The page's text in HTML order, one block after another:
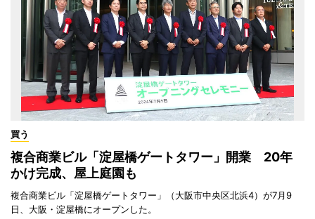
買う
複合商業ビル「淀屋橋ゲートタワー」開業 20年
かけ完成、屋上庭園も
複合商業ビル「淀屋橋ゲートタワー」（大阪市中央区北浜4）が7月9
日、大阪・淀屋橋にオープンした。